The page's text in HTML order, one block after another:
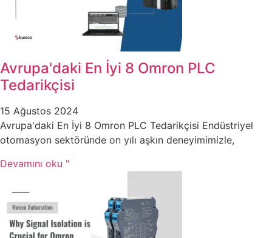
Avrupa'daki En İyi 8 Omron PLC
Tedarikçisi
15 Ağustos 2024
Avrupa'daki En İyi 8 Omron PLC Tedarikçisi Endüstriyel
otomasyon sektöründe on yılı aşkın deneyimimizle,
Devamını oku "